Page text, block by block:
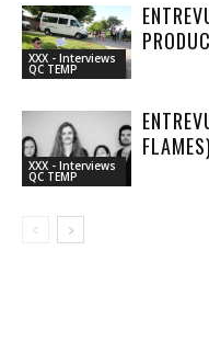
XXX - Interviews
QC TEMP
XXX - Interviews
QC TEMP
FLAMES)